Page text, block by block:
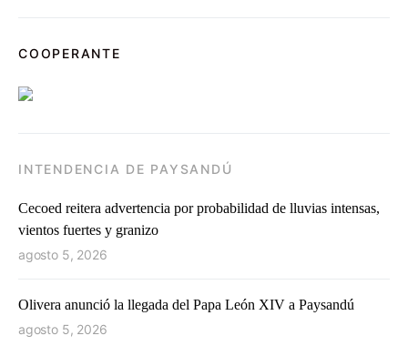
COOPERANTE
INTENDENCIA DE PAYSANDÚ
Cecoed reitera advertencia por probabilidad de lluvias intensas,
vientos fuertes y granizo
agosto 5, 2026
Olivera anunció la llegada del Papa León XIV a Paysandú
agosto 5, 2026